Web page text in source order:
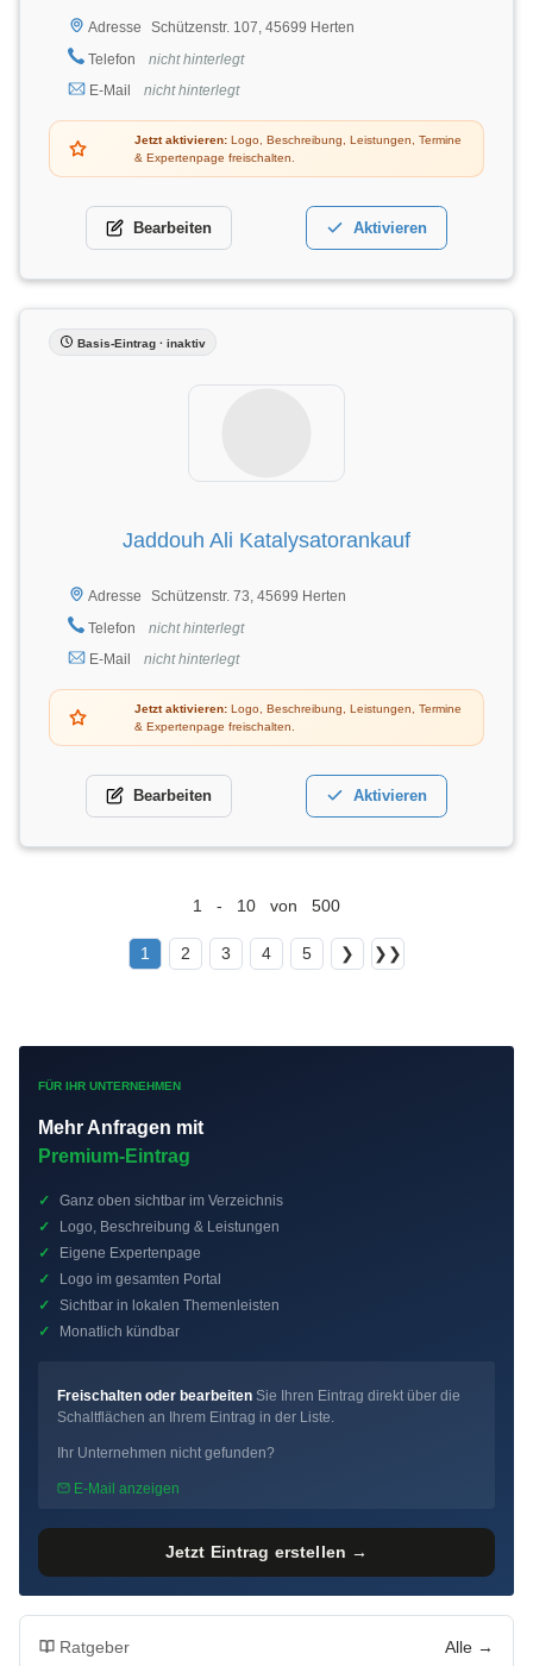
Adresse
Schützenstr. 107, 45699 Herten
Telefon
nicht hinterlegt
E-Mail
nicht hinterlegt
Jetzt aktivieren: Logo, Beschreibung, Leistungen, Termine
& Expertenpage freischalten.
Bearbeiten Aktivieren
Basis-Eintrag · inaktiv
Jaddouh Ali Katalysatorankauf
Adresse
Schützenstr. 73, 45699 Herten
Telefon
nicht hinterlegt
E-Mail
nicht hinterlegt
Jetzt aktivieren: Logo, Beschreibung, Leistungen, Termine
& Expertenpage freischalten.
Bearbeiten Aktivieren
1 - 10 von 500
1 2 3 4 5 ❯ ❯❯
FÜR IHR UNTERNEHMEN
Mehr Anfragen mit
Premium-Eintrag
✓
Ganz oben sichtbar im Verzeichnis
✓
Logo, Beschreibung & Leistungen
✓
Eigene Expertenpage
✓
Logo im gesamten Portal
✓
Sichtbar in lokalen Themenleisten
✓
Monatlich kündbar
Freischalten oder bearbeiten Sie Ihren Eintrag direkt über die
Schaltflächen an Ihrem Eintrag in der Liste.
Ihr Unternehmen nicht gefunden?
E-Mail anzeigen
Jetzt Eintrag erstellen →
Ratgeber Alle →